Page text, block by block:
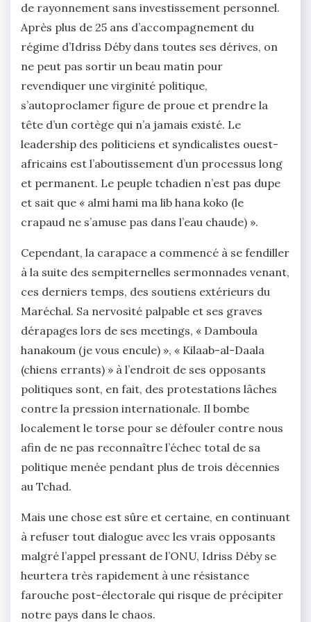
de rayonnement sans investissement personnel.
Après plus de 25 ans d’accompagnement du
régime d’Idriss Déby dans toutes ses dérives, on
ne peut pas sortir un beau matin pour
revendiquer une virginité politique,
s’autoproclamer figure de proue et prendre la
tête d’un cortège qui n’a jamais existé. Le
leadership des politiciens et syndicalistes ouest-
africains est l’aboutissement d’un processus long
et permanent. Le peuple tchadien n’est pas dupe
et sait que « almi hami ma lib hana koko (le
crapaud ne s’amuse pas dans l’eau chaude) ».
Cependant, la carapace a commencé à se fendiller
à la suite des sempiternelles sermonnades venant,
ces derniers temps, des soutiens extérieurs du
Maréchal. Sa nervosité palpable et ses graves
dérapages lors de ses meetings, « Damboula
hanakoum (je vous encule) », « Kilaab-al-Daala
(chiens errants) » à l’endroit de ses opposants
politiques sont, en fait, des protestations lâches
contre la pression internationale. Il bombe
localement le torse pour se défouler contre nous
afin de ne pas reconnaître l’échec total de sa
politique menée pendant plus de trois décennies
au Tchad.
Mais une chose est sûre et certaine, en continuant
à refuser tout dialogue avec les vrais opposants
malgré l’appel pressant de l’ONU, Idriss Déby se
heurtera très rapidement à une résistance
farouche post-électorale qui risque de précipiter
notre pays dans le chaos.